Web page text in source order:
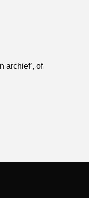
archief’, of